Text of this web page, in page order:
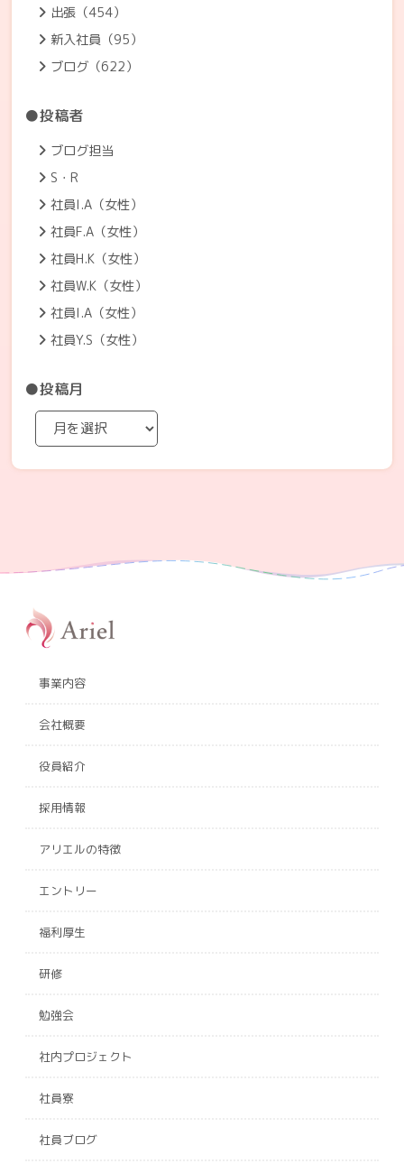
出張（454）
新入社員（95）
ブログ（622）
●投稿者
ブログ担当
S・R
社員I.A（女性）
社員F.A（女性）
社員H.K（女性）
社員W.K（女性）
社員I.A（女性）
社員Y.S（女性）
●投稿月
事業内容
会社概要
役員紹介
採用情報
アリエルの特徴
エントリー
福利厚生
研修
勉強会
社内プロジェクト
社員寮
社員ブログ